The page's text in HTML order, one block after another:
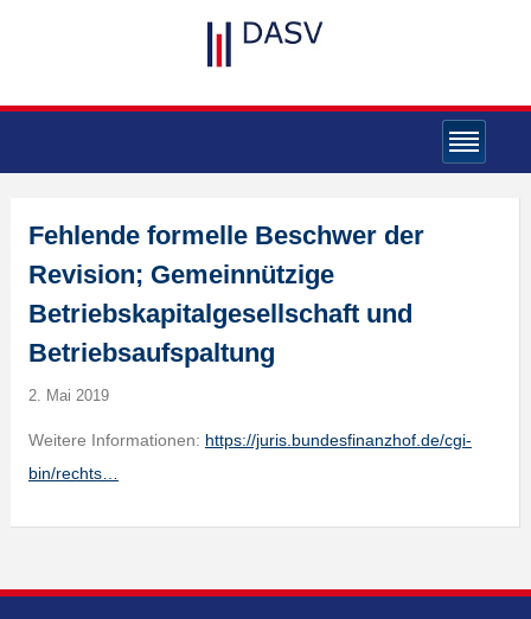
Fehlende formelle Beschwer der
Revision; Gemeinnützige
Betriebskapitalgesellschaft und
Betriebsaufspaltung
2. Mai 2019
Weitere Informationen: https://juris.bundesfinanzhof.de/cgi-
bin/rechts…